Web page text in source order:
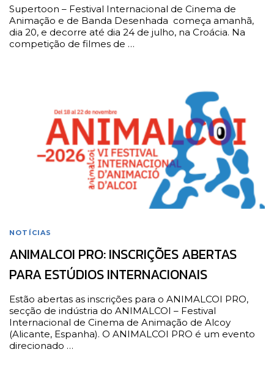
Supertoon – Festival Internacional de Cinema de
Animação e de Banda Desenhada começa amanhã,
dia 20, e decorre até dia 24 de julho, na Croácia. Na
competição de filmes de …
NOTÍCIAS
ANIMALCOI PRO: INSCRIÇÕES ABERTAS
PARA ESTÚDIOS INTERNACIONAIS
Estão abertas as inscrições para o ANIMALCOI PRO,
secção de indústria do ANIMALCOI – Festival
Internacional de Cinema de Animação de Alcoy
(Alicante, Espanha). O ANIMALCOI PRO é um evento
direcionado …